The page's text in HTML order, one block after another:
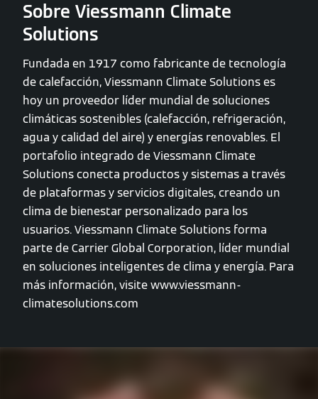
Sobre Viessmann Climate
Solutions
Fundada en 1917 como fabricante de tecnología
de calefacción, Viessmann Climate Solutions es
hoy un proveedor líder mundial de soluciones
climáticas sostenibles (calefacción, refrigeración,
agua y calidad del aire) y energías renovables. El
portafolio integrado de Viessmann Climate
Solutions conecta productos y sistemas a través
de plataformas y servicios digitales, creando un
clima de bienestar personalizado para los
usuarios. Viessmann Climate Solutions forma
parte de Carrier Global Corporation, líder mundial
en soluciones inteligentes de clima y energía. Para
más información, visite www.viessmann-
climatesolutions.com